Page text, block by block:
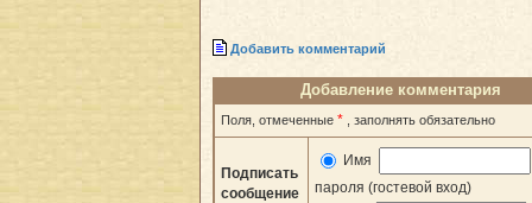
Добавить комментарий
Добавление комментария
Поля, отмеченные * , заполнять обязательно
Подписать
сообщение
Имя
пароля (гостевой вход)